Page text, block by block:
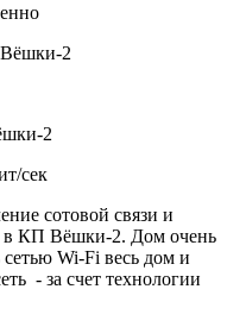
2
сек
сотовой связи и
в КП Вёшки-2. Дом очень
Wi-Fi весь дом и
- за счет технологии